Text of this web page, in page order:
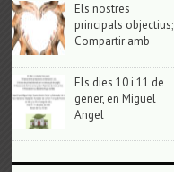
Els nostres
principals objectius;
Compartir amb
Els dies 10 i 11 de
gener, en Miguel
Angel